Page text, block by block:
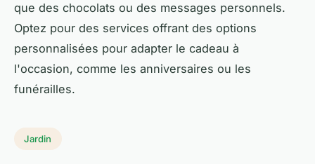
que des chocolats ou des messages personnels.
Optez pour des services offrant des options
personnalisées pour adapter le cadeau à
l'occasion, comme les anniversaires ou les
funérailles.
Jardin